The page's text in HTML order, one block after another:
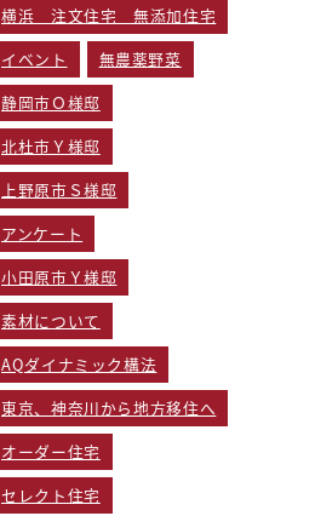
横浜 注文住宅 無添加住宅
イベント
無農薬野菜
静岡市Ｏ様邸
北杜市Ｙ様邸
上野原市Ｓ様邸
アンケート
小田原市Ｙ様邸
素材について
AQダイナミック構法
東京、神奈川から地方移住へ
オーダー住宅
セレクト住宅